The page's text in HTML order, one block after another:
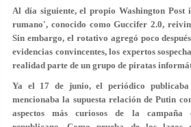
Al día siguiente, el propio Washington Post
rumano', conocido como Guccifer 2.0,
Sin embargo, el rotativo agregó poco
evidencias convincentes, los expertos
realidad parte de un grupo de piratas
Ya el 17 de junio, el periódico
mencionaba la supuesta relación de Putin
aspectos más curiosos de la campaña